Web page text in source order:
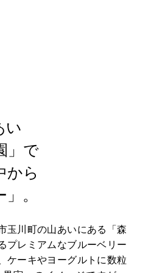
い
」で
から
。
玉川町の山あいにある「森
プレミアムなブルーベリー
ケーキやヨーグルトに数粒